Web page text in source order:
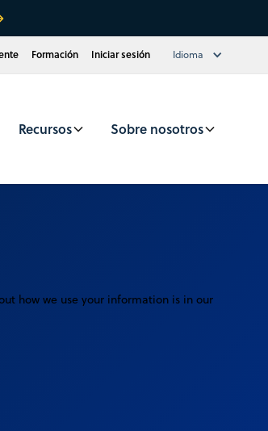
Formación Iniciar sesión Idioma
Recursos Sobre nosotros
how we use your information is in our